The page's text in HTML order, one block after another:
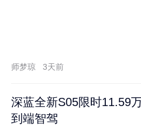
师梦琼 3天前
深蓝全新S05限时11.59
到端智驾